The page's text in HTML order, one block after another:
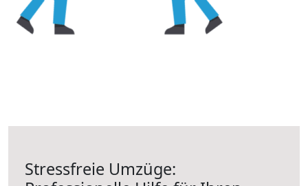
Stressfreie Umzüge: